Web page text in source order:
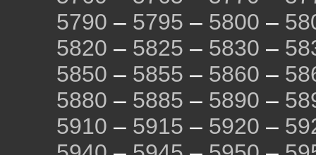
5790 – 5795 – 5800 –
5820 – 5825 – 5830 –
5850 – 5855 – 5860 –
5880 – 5885 – 5890 –
5910 – 5915 – 5920 –